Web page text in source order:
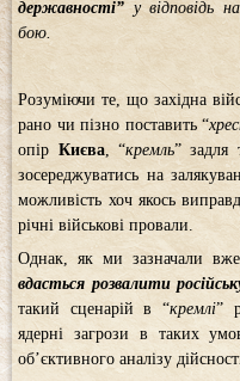
державності”у відповідь на
бою.
Розуміючи те, що західна
рано чи пізно поставить “
опір Києва, “кремль” задля
зосереджуватись на
можливість хоч якось
річні військові провали.
Однак, як ми зазначали
вдасться розвалити
такий сценарій в “кремлі”
ядерні загрози в таких
об’єктивного аналізу